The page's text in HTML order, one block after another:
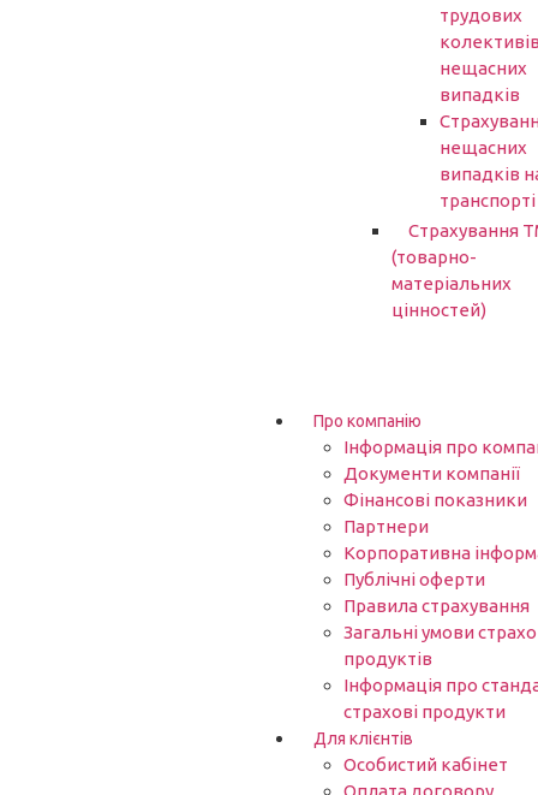
трудових
нещасних
випадків
нещасних
випадків
транспорті
Страхування
(товарно-
матеріальних
цінностей)
Про компанію
Інформація про
Документи компанії
Фінансові показники
Партнери​
Корпоративна
Публічні оферти
Правила страхування
Загальні умови
продуктів
Інформація про
страхові продукти
Для клієнтів
Особистий кабінет
Оплата договору